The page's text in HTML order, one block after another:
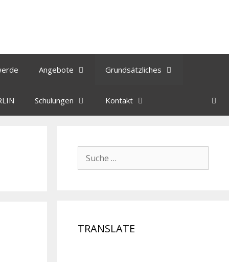
Angebote Grundsätzliches
Schulungen Kontakt
TRANSLATE